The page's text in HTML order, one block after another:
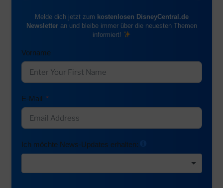
Melde dich jetzt zum kostenlosen DisneyCentral.de
Newsletteran und bleibe immer über die neuesten Themen
informiert!
Vorname
E-Mail
Ich möchte News-Updates erhalten: